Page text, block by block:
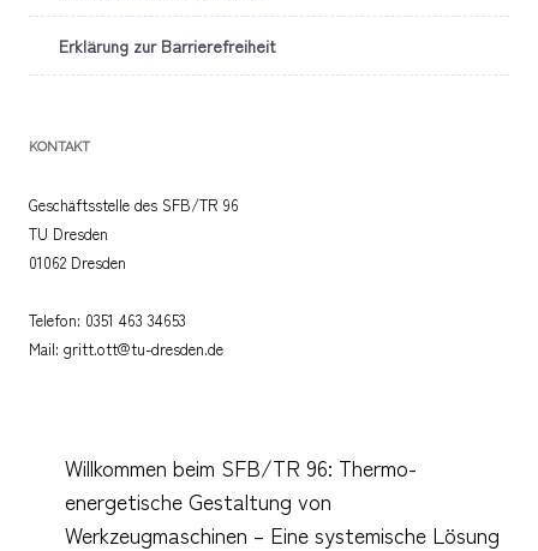
Willkommen beim SFB/TR 96: Thermo-
energetische Gestaltung von
Werkzeugmaschinen – Eine systemische Lösung
Erklärung zur Barrierefreiheit
KONTAKT
Geschäftsstelle des SFB/TR 96
TU Dresden
01062 Dresden
Telefon: 0351 463 34653
Mail: gritt.ott@tu-dresden.de